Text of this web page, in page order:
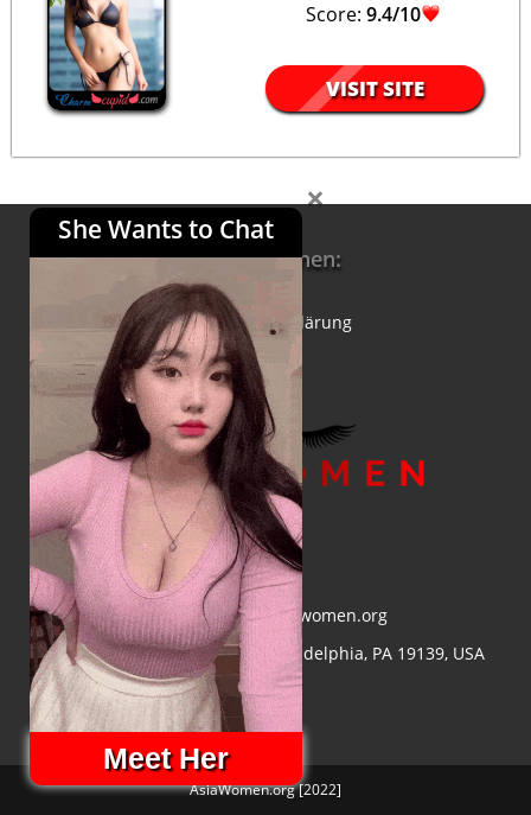
Score: 9.4/10
VISIT SITE
Informationen:
Über uns
Datenschutzerklärung
E-Mail:info@asiawomen.org
Adresse: 4548 Market St, Philadelphia, PA 19139, USA
AsiaWomen.org [2022]
She Wants to Chat
Meet Her
×